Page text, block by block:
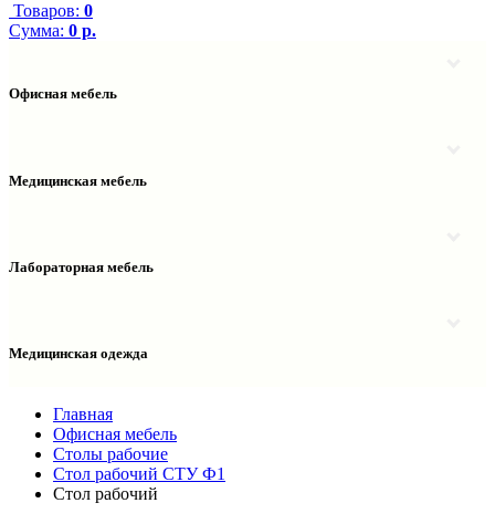
Товаров: 0
Сумма: 0 р.
Офисная мебель
Надстройки
Столы рабочие
Шкафы колонки
Медицинская мебель
Шкафы колонки медицинские
Лабораторная мебель
Тумбы мойки лабораторные
Медицинская одежда
Главная
Офисная мебель
Столы рабочие
Стол рабочий СТУ Ф1
Стол рабочий